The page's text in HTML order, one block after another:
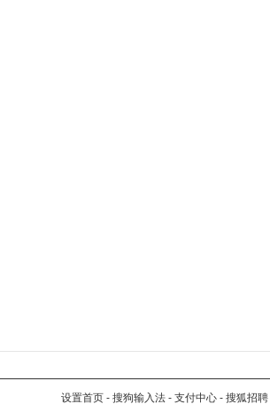
设置首页 - 搜狗输入法 - 支付中心 - 搜狐招聘